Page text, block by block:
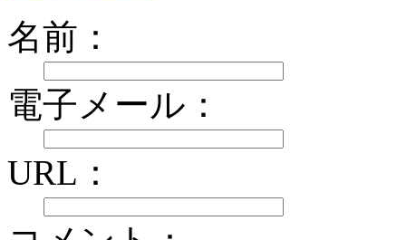
名前：
電子メール：
URL：